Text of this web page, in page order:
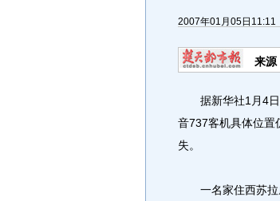
2007年01月05日11:11
来源
据新华社1月4日
音737客机具体位置
失。
一名家住西苏拉